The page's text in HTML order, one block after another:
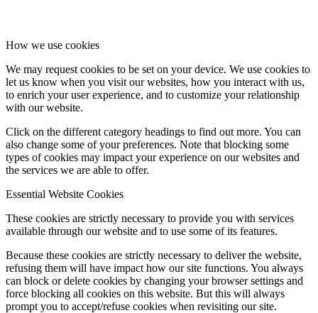
How we use cookies
We may request cookies to be set on your device. We use cookies to
let us know when you visit our websites, how you interact with us,
to enrich your user experience, and to customize your relationship
with our website.
Click on the different category headings to find out more. You can
also change some of your preferences. Note that blocking some
types of cookies may impact your experience on our websites and
the services we are able to offer.
Essential Website Cookies
These cookies are strictly necessary to provide you with services
available through our website and to use some of its features.
Because these cookies are strictly necessary to deliver the website,
refusing them will have impact how our site functions. You always
can block or delete cookies by changing your browser settings and
force blocking all cookies on this website. But this will always
prompt you to accept/refuse cookies when revisiting our site.